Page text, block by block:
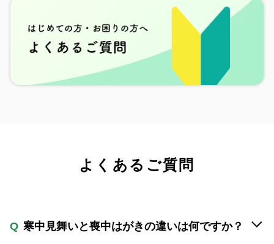
よくあるご質問
Q 寒中見舞いと喪中はがきの違いは何ですか？